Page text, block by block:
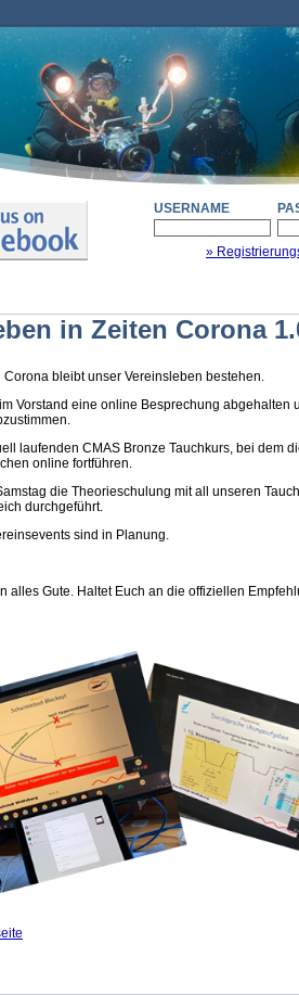
USERNAME
»
in Zeiten Corona
Corona bleibt unser Vereinsleben bestehen.
Vorstand eine online Besprechung abgehalten
laufenden CMAS Bronze Tauchkurs, bei dem
online fortführen.
die Theorieschulung mit all unseren
durchgeführt.
sind in Planung.
alles Gute. Haltet Euch an die offiziellen